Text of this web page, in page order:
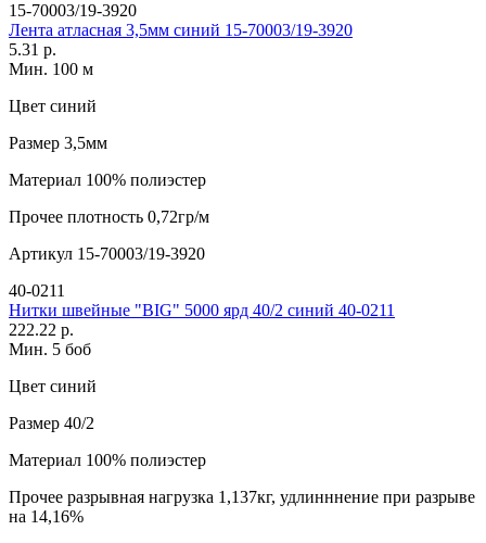
15-70003/19-3920
Лента атласная 3,5мм синий 15-70003/19-3920
5.31 р.
Мин. 100 м
Цвет синий
Размер 3,5мм
Материал 100% полиэстер
Прочее плотность 0,72гр/м
Артикул 15-70003/19-3920
40-0211
Нитки швейные "BIG" 5000 ярд 40/2 синий 40-0211
222.22 р.
Мин. 5 боб
Цвет синий
Размер 40/2
Материал 100% полиэстер
Прочее разрывная нагрузка 1,137кг, удлинннение при разрыве
на 14,16%